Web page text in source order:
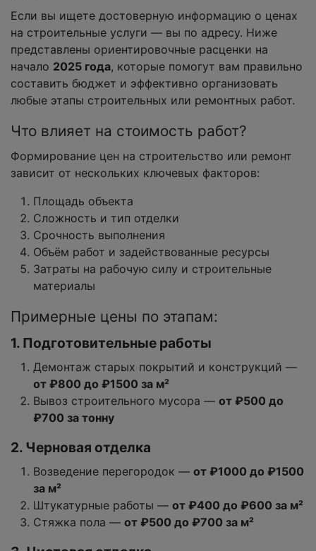
Если вы ищете достоверную информацию о ценах
на строительные услуги — вы по адресу. Ниже
представлены ориентировочные расценки на
начало 2025 года, которые помогут вам правильно
составить бюджет и эффективно организовать
любые этапы строительных или ремонтных работ.
Что влияет на стоимость работ?
Формирование цен на строительство или ремонт
зависит от нескольких ключевых факторов:
Площадь объекта
Сложность и тип отделки
Срочность выполнения
Объём работ и задействованные ресурсы
Затраты на рабочую силу и строительные
материалы
Примерные цены по этапам:
1. Подготовительные работы
Демонтаж старых покрытий и конструкций —
от ₽800 до ₽1500 за м²
Вывоз строительного мусора — от ₽500 до
₽700 за тонну
2. Черновая отделка
Возведение перегородок — от ₽1000 до ₽1500
за м²
Штукатурные работы — от ₽400 до ₽600 за м²
Стяжка пола — от ₽500 до ₽700 за м²